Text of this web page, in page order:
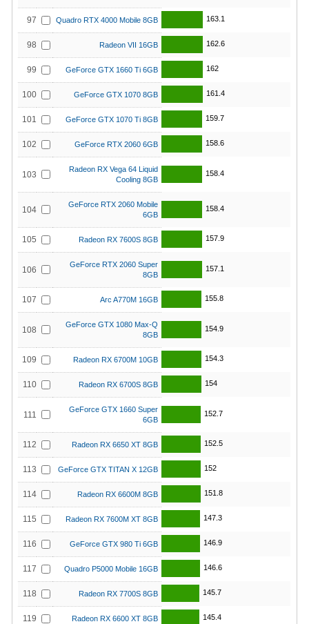
97 Quadro RTX 4000 Mobile 8GB 163.1
98 Radeon VII 16GB 162.6
99 GeForce GTX 1660 Ti 6GB 162
100 GeForce GTX 1070 8GB 161.4
101 GeForce GTX 1070 Ti 8GB 159.7
102 GeForce RTX 2060 6GB 158.6
103
Radeon RX Vega 64 Liquid
Cooling 8GB
158.4
104
GeForce RTX 2060 Mobile
6GB
158.4
105 Radeon RX 7600S 8GB 157.9
106
GeForce RTX 2060 Super
8GB
157.1
107 Arc A770M 16GB 155.8
108
GeForce GTX 1080 Max-Q
8GB
154.9
109 Radeon RX 6700M 10GB 154.3
110 Radeon RX 6700S 8GB 154
111
GeForce GTX 1660 Super
6GB
152.7
112 Radeon RX 6650 XT 8GB 152.5
113 GeForce GTX TITAN X 12GB 152
114 Radeon RX 6600M 8GB 151.8
115 Radeon RX 7600M XT 8GB 147.3
116 GeForce GTX 980 Ti 6GB 146.9
117 Quadro P5000 Mobile 16GB 146.6
118 Radeon RX 7700S 8GB 145.7
119 Radeon RX 6600 XT 8GB 145.4